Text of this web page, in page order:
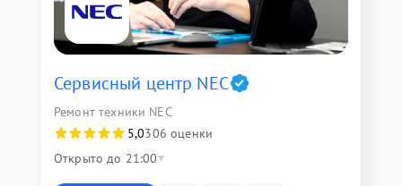
Сервисный центр NEC
Ремонт техники NEC
5,0306 оценки
Открыто до 21:00